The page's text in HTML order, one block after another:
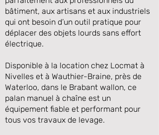
bâtiment, aux artisans et aux industriels
qui ont besoin d’un outil pratique pour
déplacer des objets lourds sans effort
électrique.
Disponible à la location chez Locmat à
Nivelles et à Wauthier-Braine, près de
Waterloo, dans le Brabant wallon, ce
palan manuel à chaîne est un
équipement fiable et performant pour
tous vos travaux de levage.